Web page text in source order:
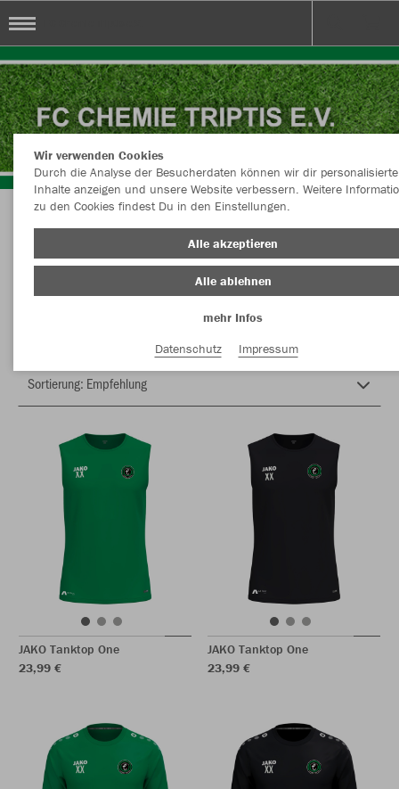
FC Chemie Triptis e.V.
Farbe
JAKO Tanktop One
23,99 €
JAKO Tanktop One
23,99 €
Wir verwenden Cookies
Durch die Analyse der Besucherdaten können wir dir personalisierte
Inhalte anzeigen und unsere Website verbessern. Weitere
zu den Cookies findest Du in den Einstellungen.
Alle akzeptieren
Alle ablehnen
mehr Infos
Datenschutz
Impressum